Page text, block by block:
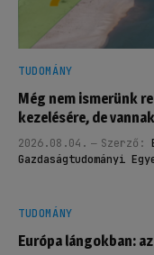
TUDOMÁNY
Még nem ismerünk
kezelésére, de
2026.08.04. Szerző:
Gazdaságtudományi
TUDOMÁNY
Európa lángokban: